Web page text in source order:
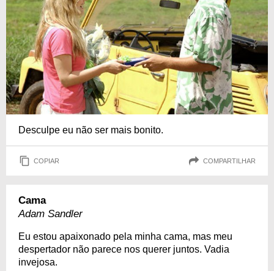
Desculpe eu não ser mais bonito.
COPIAR COMPARTILHAR
Cama
Adam Sandler
Eu estou apaixonado pela minha cama, mas meu
despertador não parece nos querer juntos. Vadia
invejosa.